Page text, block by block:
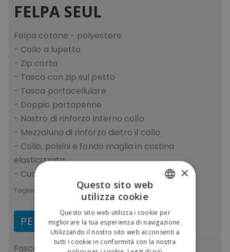
FELPA SEUL
Felpa cotone - polyestere
- Collo a lupetto
- Zip corta
- Tasca con zip sul petto
- Tasca portacellulare
- Doppio portapenne
- Nastro di rinforzo interno collo
- Mezzaluna di rinforzo dietro il collo
- Collo, polsini e fondo maglia in costina
elasticizzata
- Cuciture ribattute
Taglie: 3XL L M S XXL XL
PERSONALIZZA E ACQUISTA
Fasce di prezzo(IVA escl.)
ENGLISH
×
Questo sito web
utilizza cookie
Questo sito web utilizza i cookie per
migliorare la tua esperienza di navigazione.
Utilizzando il nostro sito web acconsenti a
tutti i cookie in conformità con la nostra